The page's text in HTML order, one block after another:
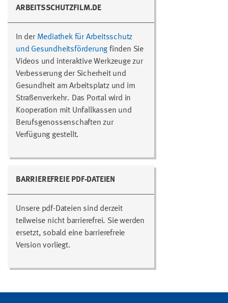
ARBEITSSCHUTZFILM.DE
In der Mediathek für Arbeitsschutz
und Gesundheitsförderung finden Sie
Videos und interaktive Werkzeuge zur
Verbesserung der Sicherheit und
Gesundheit am Arbeitsplatz und im
Straßenverkehr. Das Portal wird in
Kooperation mit Unfallkassen und
Berufsgenossenschaften zur
Verfügung gestellt.
BARRIEREFREIE PDF-DATEIEN
Unsere pdf-Dateien sind derzeit
teilweise nicht barrierefrei. Sie werden
ersetzt, sobald eine barrierefreie
Version vorliegt.